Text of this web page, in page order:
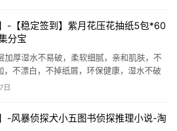
-【稳定签到】紫月花压花抽纸5包*60
分宝
加厚湿水不易破，柔软细腻，亲和肌肤，不
，不漂白，不掉纸屑，环保健康，湿水不破
下单口令：￥opikXyaYYl0￥ 去淘宝购买 一
日
-风暴侦探犬小五图书侦探推理小说-淘